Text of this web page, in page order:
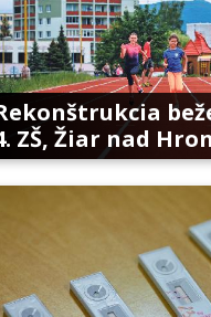
ZŠ, Žiar nad